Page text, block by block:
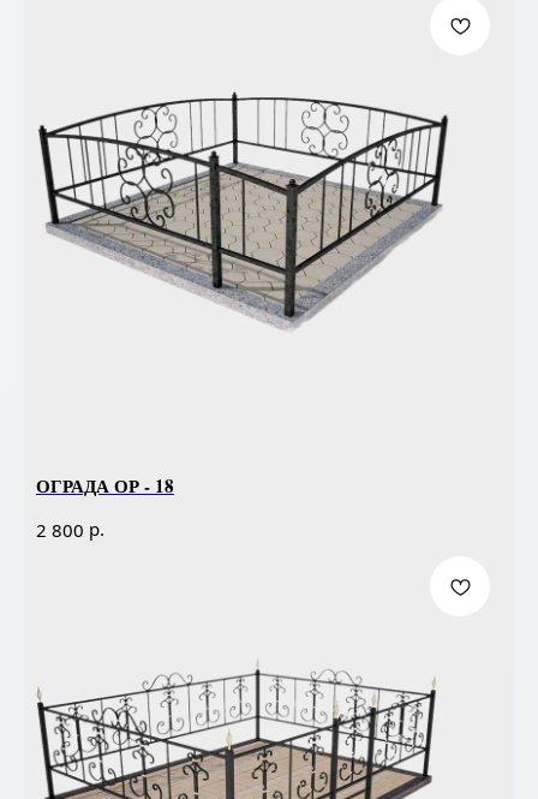
ОГРАДА ОР - 18
2 800 р.